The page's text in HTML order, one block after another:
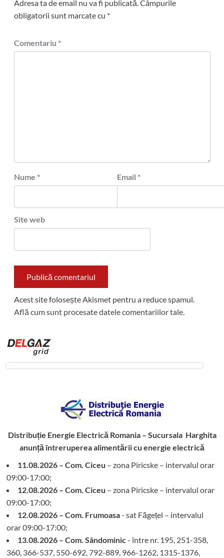
Adresa ta de email nu va fi publicată.Câmpurile
obligatorii sunt marcate cu *
Comentariu *
Nume * Email *
Site web
Acest site folosește Akismet pentru a reduce spamul.
Află cum sunt procesate datele comentariilor tale.
Distribuție Energie Electrică Romania – Sucursala Harghita
anunță întreruperea alimentării cu energie electrică
11.08.2026 – Com. Ciceu – zona Piricske – intervalul orar
09:00-17:00;
12.08.2026 – Com. Ciceu – zona Piricske – intervalul orar
09:00-17:00;
12.08.2026 – Com. Frumoasa- sat Făgețel – intervalul
orar 09:00-17:00;
13.08.2026 – Com. Sândominic- între nr. 195, 251-358,
360, 366-537, 550-692, 792-889, 966-1262, 1315-1376,